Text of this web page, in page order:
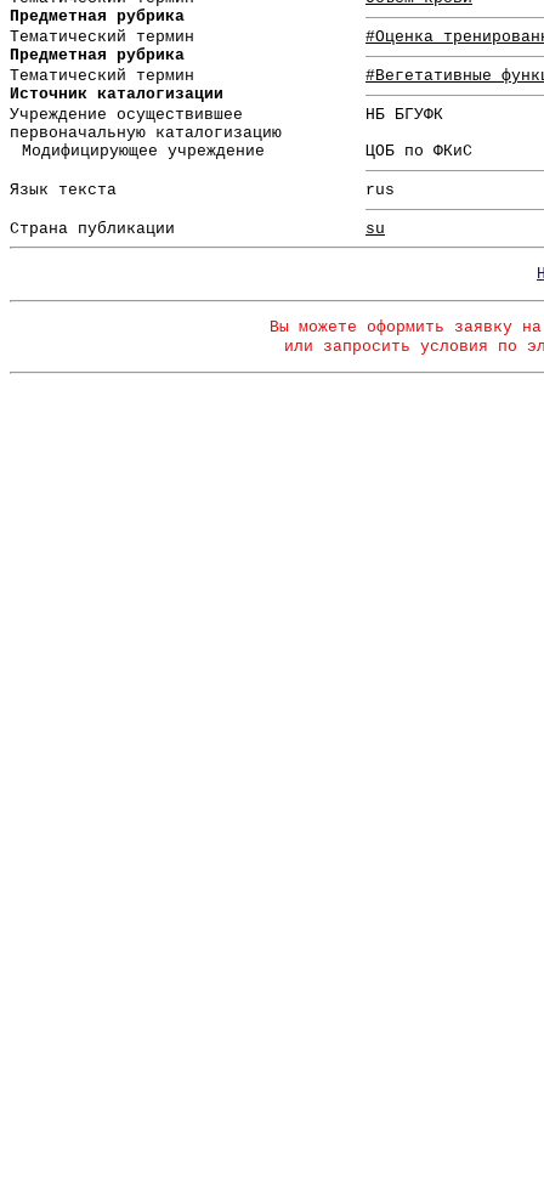
Предметная рубрика
Тематический термин
#Оценка
Предметная рубрика
Тематический термин
#Вегетативные
Источник каталогизации
Учреждение осуществившее
первоначальную каталогизацию
НБ БГУФК
Модифицирующее учреждение
ЦОБ по ФКиС
Язык текста rus
Страна публикации su
Вы можете оформить заявку
или запросить условия по